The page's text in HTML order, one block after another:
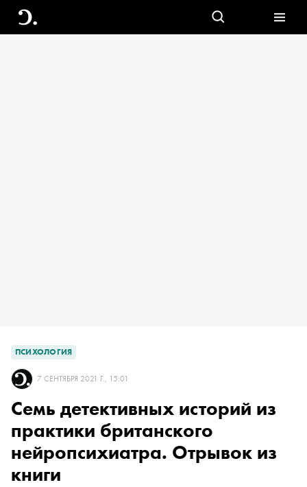
ПСИХОЛОГИЯ
7 СЕНТЯБРЯ 2021 Г., 15:01
Семь детективных историй из
практики британского
нейропсихиатра. Отрывок из
книги